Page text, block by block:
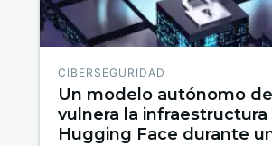
CIBERSEGURIDAD
Un modelo autónomo
vulnera la infraestructura
Hugging Face durante